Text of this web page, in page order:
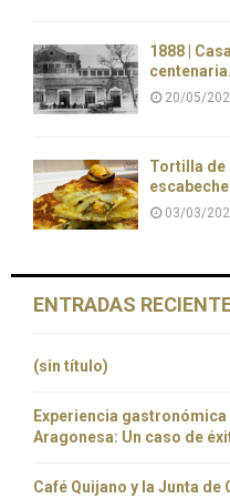
1888 |
centenaria.
20/05/
Tortilla de
escabeche
03/03/
ENTRADAS
(sin título)
Experiencia gastronómica
Aragonesa: Un caso de
Café Quijano y la Junta